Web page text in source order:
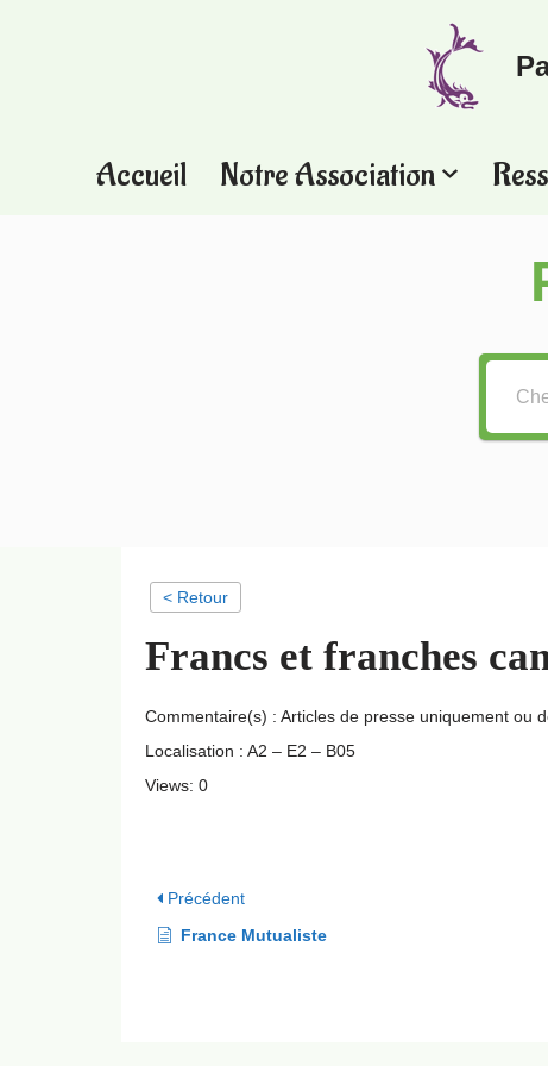
Accueil Notre Association
< Retour
Francs et franches
Commentaire(s) : Articles de presse uniquement ou
Localisation : A2 – E2 – B05
Views: 0
Précédent
France Mutualiste